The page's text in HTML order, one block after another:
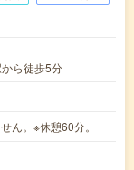
ら徒歩5分
。※休憩60分。